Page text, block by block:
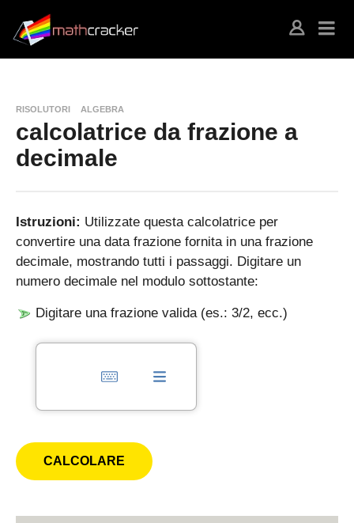
RISOLUTORI ALGEBRA
calcolatrice da frazione a
decimale
Istruzioni: Utilizzate questa calcolatrice per
convertire una data frazione fornita in una frazione
decimale, mostrando tutti i passaggi. Digitare un
numero decimale nel modulo sottostante:
Digitare una frazione valida (es.: 3/2, ecc.)